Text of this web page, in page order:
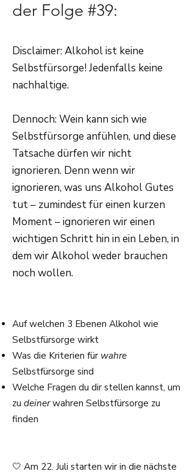
der Folge #39:
Disclaimer: Alkohol ist keine
Selbstfürsorge! Jedenfalls keine
nachhaltige.
Dennoch: Wein kann sich wie
Selbstfürsorge anfühlen, und diese
Tatsache dürfen wir nicht
ignorieren. Denn wenn wir
ignorieren, was uns Alkohol Gutes
tut – zumindest für einen kurzen
Moment – ignorieren wir einen
wichtigen Schritt hin in ein Leben, in
dem wir Alkohol weder brauchen
noch wollen.
Auf welchen 3 Ebenen Alkohol wie
Selbstfürsorge wirkt
Was die Kriterien für wahre
Selbstfürsorge sind
Welche Fragen du dir stellen kannst, um
zu deinerwahren Selbstfürsorge zu
finden
🤍 Am 22. Juli starten wir in die nächste